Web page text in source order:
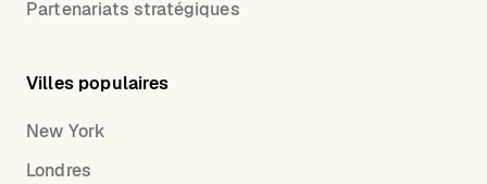
Partenariats stratégiques
Villes populaires
New York
Londres